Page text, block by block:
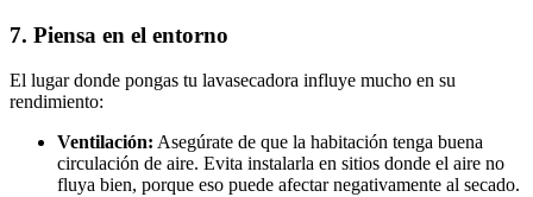
7. Piensa en el entorno
El lugar donde pongas tu lavasecadora influye mucho en su
rendimiento:
Ventilación: Asegúrate de que la habitación tenga buena
circulación de aire. Evita instalarla en sitios donde el aire no
fluya bien, porque eso puede afectar negativamente al secado.